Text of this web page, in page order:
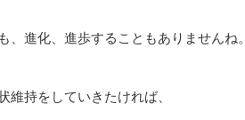
、進化、進歩することもありませんね。
維持をしていきたければ、